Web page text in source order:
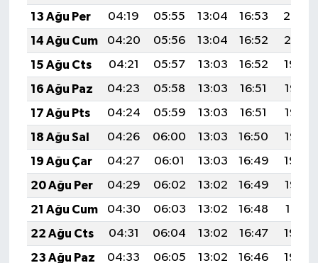
13 Ağu Per
04:19 05:55 13:04 16:53
20:02
14 Ağu Cum
04:20 05:56 13:04 16:52
20:01
15 Ağu Cts
04:21 05:57 13:03 16:52
19:59
16 Ağu Paz
04:23 05:58 13:03 16:51
19:58
17 Ağu Pts
04:24 05:59 13:03 16:51
19:57
18 Ağu Sal
04:26 06:00 13:03 16:50
19:55
19 Ağu Çar
04:27 06:01 13:03 16:49
19:54
20 Ağu Per
04:29 06:02 13:02 16:49
19:52
21 Ağu Cum
04:30 06:03 13:02 16:48
19:51
22 Ağu Cts
04:31 06:04 13:02 16:47
19:49
23 Ağu Paz
04:33 06:05 13:02 16:46
19:48